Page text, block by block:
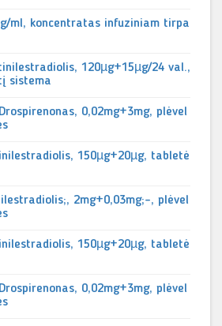
ml, koncentratas infuziniam tirpa
120µg+15µg/24 val.,
sistema
0,02mg+3mg, plėvel
150µg+20µg, tabletė
2mg+0,03mg;-, plėvel
150µg+20µg, tabletė
0,02mg+3mg, plėvel